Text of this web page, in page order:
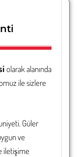
olarak alanında
ile sizlere
Güler
ve
iletişime